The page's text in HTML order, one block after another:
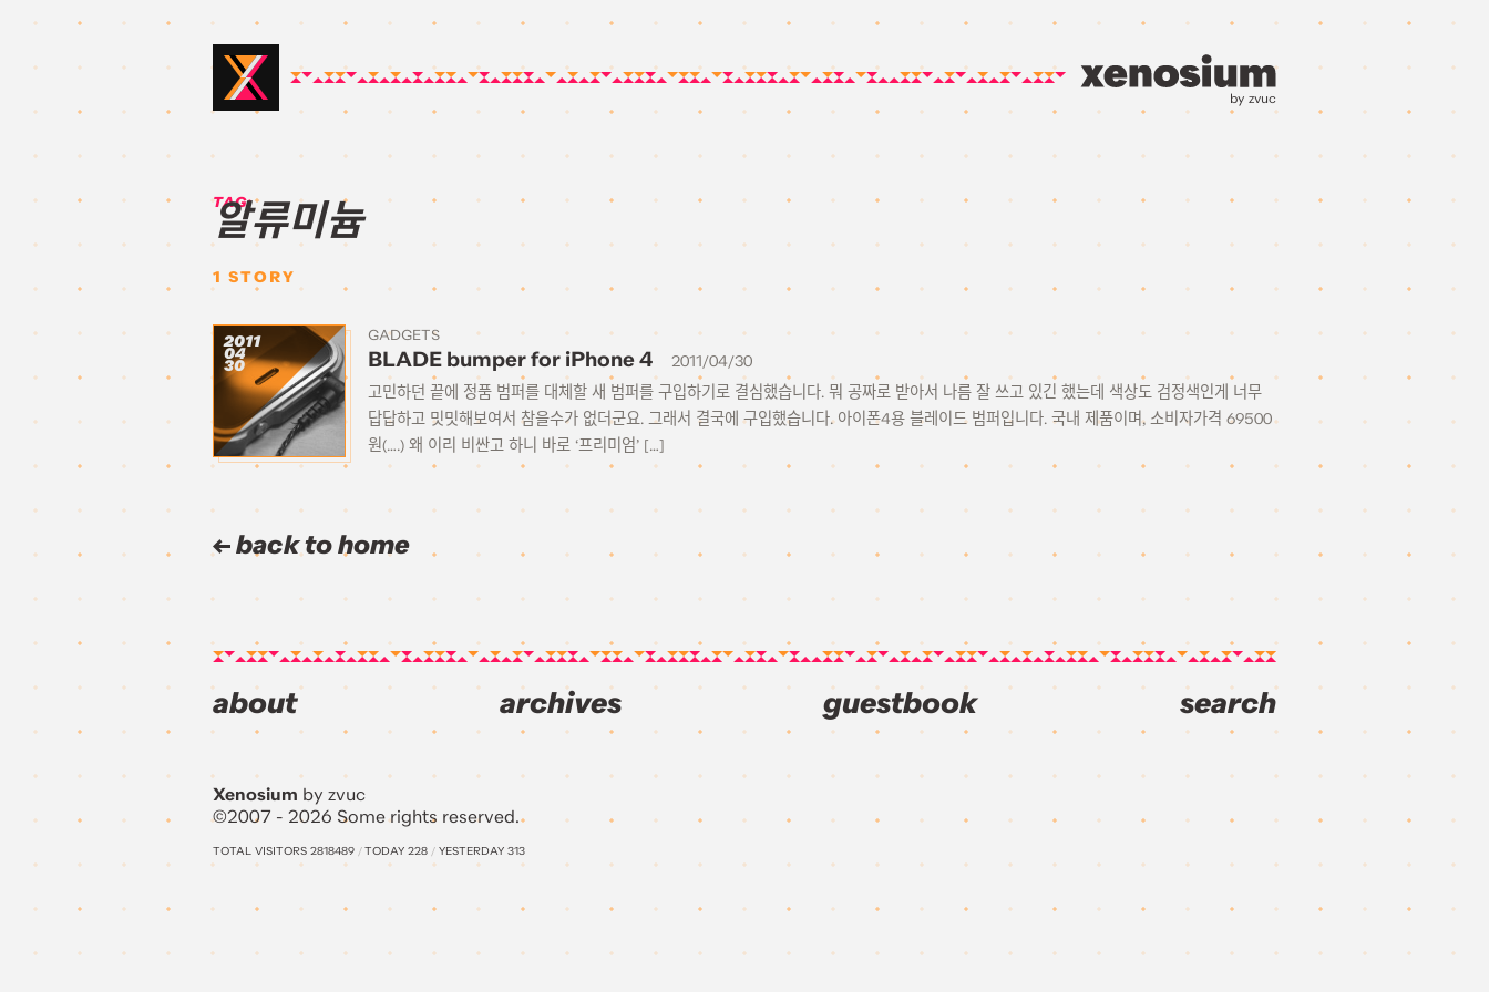
by zvuc
TAG:
알류미늄
1 STORY
2011
04
30
GADGETS
BLADE bumper for iPhone 4
2011/04/30
고민하던 끝에 정품 범퍼를 대체할 새 범퍼를 구입하기로 결심했습니다. 뭐 공짜로 받아서 나름 잘 쓰고 있긴 했는데 색상도 검정색인게 너무
답답하고 밋밋해보여서 참을수가 없더군요. 그래서 결국에 구입했습니다. 아이폰4용 블레이드 범퍼입니다. 국내 제품이며, 소비자가격 69500
원(….) 왜 이리 비싼고 하니 바로 ‘프리미엄’ […]
back to home
about archives guestbook search
Xenosium by zvuc
©2007 - 2026 Some rights reserved.
TOTAL VISITORS 2818489 /TODAY 228 / YESTERDAY 313